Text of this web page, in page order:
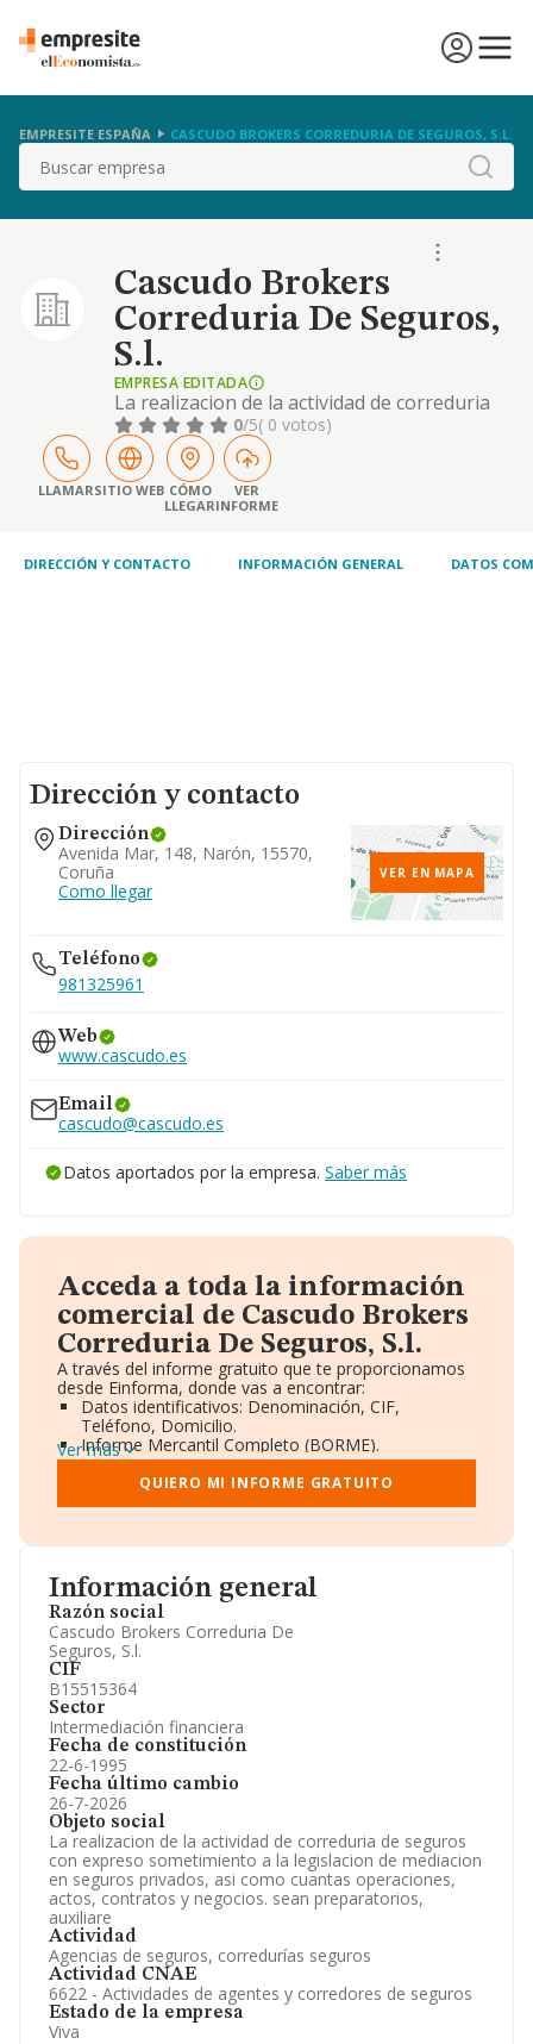
EMPRESITE ESPAÑA CASCUDO BROKERS CORREDURIA DE SEGUROS, S.L.
Buscar
Cascudo Brokers
Correduria De Seguros,
S.l.
EMPRESA EDITADA
La realizacion de la actividad de correduria
de seguros con expreso sometimiento a la
legislacion de mediacion en seguros
privados, asi como cuantas operaciones,
actos, contratos y negocios. sean
preparatorios, auxiliare
0/5( 0 votos)
LLAMARSITIO WEB CÓMO
LLEGAR
VER
INFORME
DIRECCIÓN Y CONTACTO INFORMACIÓN GENERAL DATOS
Información general
Razón social
Cascudo Brokers Correduria De
Seguros, S.l.
CIF
B15515364
Sector
Intermediación financiera
Fecha de constitución
22-6-1995
Fecha último cambio
26-7-2026
Objeto social
La realizacion de la actividad de correduria de seguros
con expreso sometimiento a la legislacion de mediacion
en seguros privados, asi como cuantas operaciones,
actos, contratos y negocios. sean preparatorios,
auxiliare
Actividad
Agencias de seguros, corredurías seguros
Actividad CNAE
6622 - Actividades de agentes y corredores de seguros
Estado de la empresa
Viva
Dirección y contacto
Dirección
Avenida Mar, 148, Narón, 15570,
Coruña
Como llegar
VER EN MAPA
Teléfono
981325961
Web
www.cascudo.es
Email
cascudo@cascudo.es
Datos aportados por la empresa. Saber más
Acceda a toda la información
comercial de Cascudo Brokers
Correduria De Seguros, S.l.
A través del informe gratuito que te proporcionamos
desde Einforma, donde vas a encontrar:
Datos identificativos: Denominación, CIF,
Teléfono, Domicilio.
Informe Mercantil Completo (BORME).
Gráficos de Evolución Ventas y Empleados.
Consejo de Administración y Administradores.
Directivos y Ejecutivos.
Información oficial y registral complementaria.
Ver más
QUIERO MI INFORME GRATUITO